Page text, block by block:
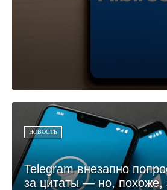
НОВОСТЬ
Telegram внезапно
за цитаты — но, похоже,